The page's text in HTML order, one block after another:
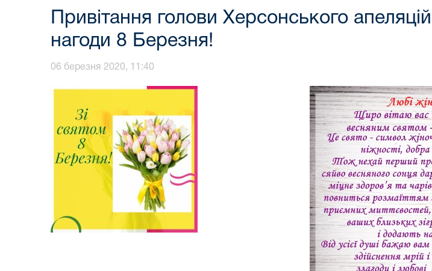
Привітання голови Херсонського
нагоди 8 Березня!
06 березня 2020, 11:40